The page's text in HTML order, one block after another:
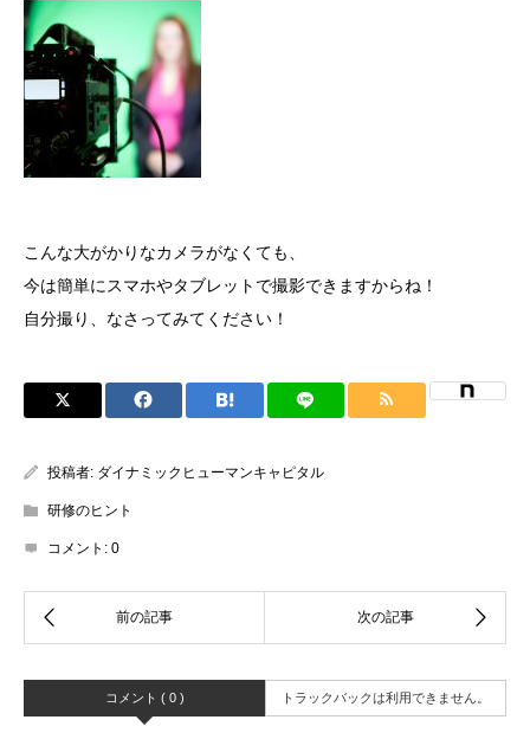
こんな大がかりなカメラがなくても、
今は簡単にスマホやタブレットで撮影できますからね！
自分撮り、なさってみてください！
投稿者: ダイナミックヒューマンキャピタル
研修のヒント
コメント: 0
コメント ( 0 ) トラックバックは利用できません。